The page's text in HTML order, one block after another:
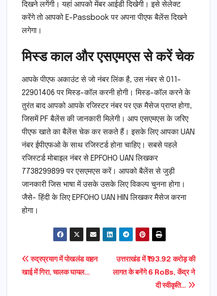
दिखने लगेंगी। यहां आपको मेंबर आईडी दिखेगी। इसे सेलेक्‍ट
करेंगे तो आपको E-Passbook पर अपना पीएफ बैलेंस दिखने
लगेगा।
मिस्ड काल और एसएमएस से करें चेक
आपके पीएफ अकाउंट से जो नंबर लिंक है, उस नंबर से 011-
22901406 पर मिस्ड-कॉल करनी होगी। मिस्ड-कॉल करने के
तुरंत बाद आपको आपके रजिस्टर नंबर पर एक मैसेज प्राप्त होगा,
जिसमें PF बैलेंस की जानकारी मिलेगी। आप एसएमएस के जरिए
पीएफ खाते का बैलेंस चेक कर सकते हैं। इसके लिए आपका UAN
नंबर ईपीएफओ के साथ रजिस्टर्ड होना चाहिए। सबसे पहले
रजिस्टर्ड मोबाइल नंबर से EPFOHO UAN लिखकर
7738299899 पर एसएमएस करें। आपको बैलेंस से जुड़ी
जानकारी जिस भाषा में उसके उसके लिए विकल्प चुनना होगा।
जैसे- हिंदी के लिए EPFOHO UAN HIN लिखकर मैसेज करना
होगा।
Post
navigation
उत्तराखंड में ₹193.92 करोड़ की
लागत के बनेंगे 6 RoBs, केंद्र ने
दी स्वीकृति…
रुद्रप्रयाग में पोखलंड वाहन
खाई में गिरा, चालक घायल…